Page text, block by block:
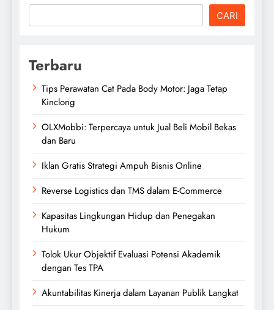
CARI
Terbaru
Tips Perawatan Cat Pada Body Motor: Jaga Tetap
Kinclong
OLXMobbi: Terpercaya untuk Jual Beli Mobil Bekas
dan Baru
Iklan Gratis Strategi Ampuh Bisnis Online
Reverse Logistics dan TMS dalam E-Commerce
Kapasitas Lingkungan Hidup dan Penegakan
Hukum
Tolok Ukur Objektif Evaluasi Potensi Akademik
dengan Tes TPA
Akuntabilitas Kinerja dalam Layanan Publik Langkat